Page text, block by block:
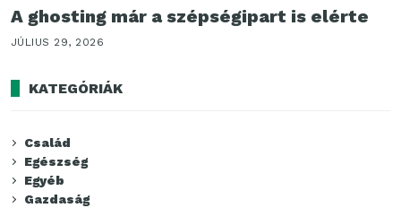
A ghosting már a szépségipart is elérte
JÚLIUS 29, 2026
KATEGÓRIÁK
Család
Egészség
Egyéb
Gazdaság